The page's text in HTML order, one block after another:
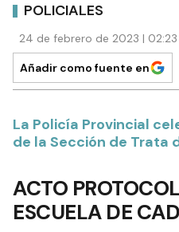
POLICIALES
24 de febrero de 2023 |
Añadir como fuente en
La Policía Provincial
de la Sección de Trata
ACTO
ESCUELA DE